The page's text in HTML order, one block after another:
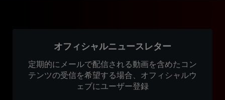
オフィシャルニュースレター
定期的にメールで配信される動画を含めたコン
テンツの受信を希望する場合、オフィシャルウ
ェブにユーザー登録